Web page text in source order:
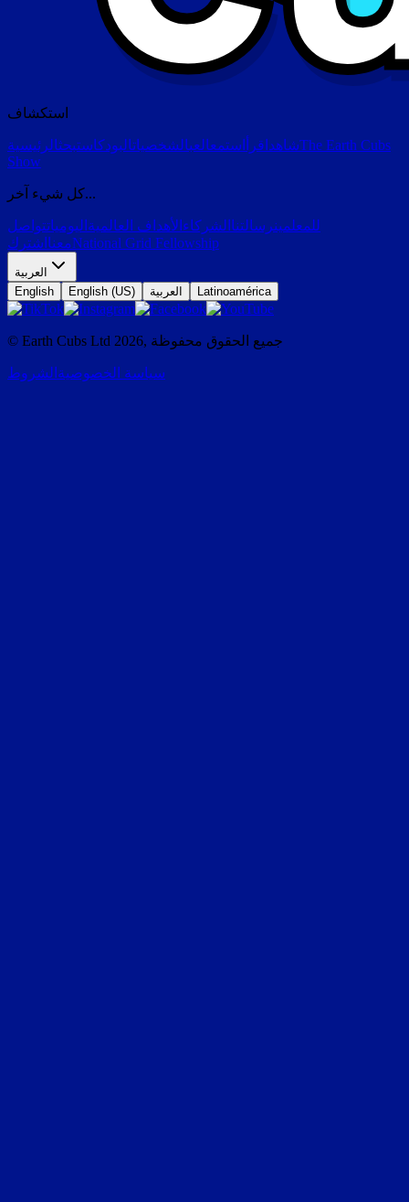
استكشاف
شاهد اقرأ استمعالعبالشخصياتالبودكاستبحثالرئيسية
The Earth Cubs
Show
كل شيء آخر...
للمعلمينرسالتنا الشركاء الأهداف العالمية اليومياتتواصل
معنا اشترك National Grid Fellowship
العربية
English
English (US) العربية Latinoamérica
© Earth Cubs Ltd 2026, جميع الحقوق محفوظة
سياسة الخصوصية الشروط